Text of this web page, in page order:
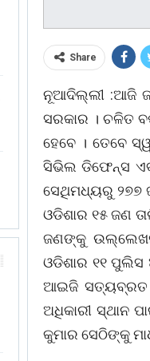
Share
ନୂଆଦିଲ୍ଲୀ :ଆଜି
ସରକାର । ଚଳିତ
ହେବେ । ତେବେ
ସିଭିଲ ଡିଫେନ୍ସ
ସେଥିମଧ୍ୟରୁ ୨୭୭
ଓଡିଶାର ୧୫ ଜଣ
ଜଣଙ୍କୁ
ଓଡିଶାର ୧୧ ପୁଲିସ
ଆଇଜି ସତ୍ୟବ୍ରତ
ଅଧିକାରୀ ସ୍ଥାନ
କୁମାର ସେଠିଙ୍କୁ